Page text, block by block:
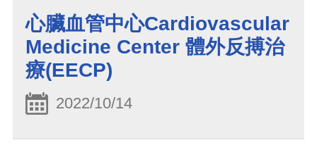
心臟血管中心Cardiovascular
Medicine Center 體外反搏治
療(EECP)
2022/10/14